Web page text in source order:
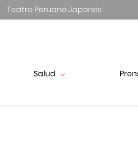
Teatro Peruano Japonés
Salud